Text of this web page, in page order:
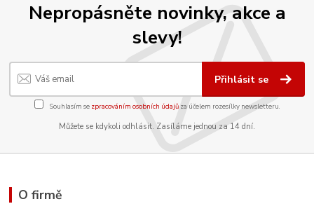
Nepropásněte novinky, akce a
slevy!
Přihlásit se
Souhlasím se zpracováním osobních údajůza účelem rozesílky newsletteru.
Můžete se kdykoli odhlásit. Zasíláme jednou za 14 dní.
O firmě